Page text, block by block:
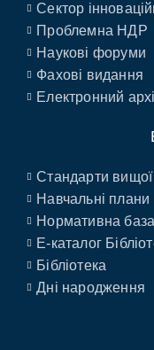
Сектор
Проблемна НДР
Наукові форуми
Фахові видання
Електронний
Стандарти вищої
Навчальні плани
Нормативна база
E-каталог
Бібліотека
Дні народження